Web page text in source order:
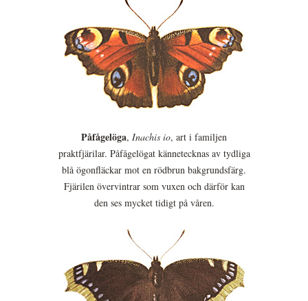
Påfågelöga, Inachis io, art i familjen
praktfjärilar. Påfågelögat kännetecknas av tydliga
blå ögonfläckar mot en rödbrun bakgrundsfärg.
Fjärilen övervintrar som vuxen och därför kan
den ses mycket tidigt på våren.